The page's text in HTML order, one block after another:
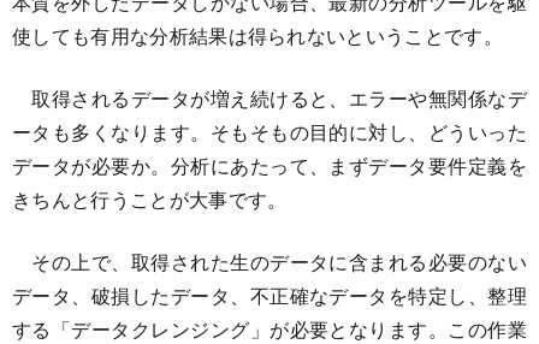
使しても有用な分析結果は得られないということです。
取得されるデータが増え続けると、エラーや無関係なデ
ータも多くなります。そもそもの目的に対し、どういった
データが必要か。分析にあたって、まずデータ要件定義を
きちんと行うことが大事です。
その上で、取得された生のデータに含まれる必要のない
データ、破損したデータ、不正確なデータを特定し、整理
する「データクレンジング」が必要となります。この作業